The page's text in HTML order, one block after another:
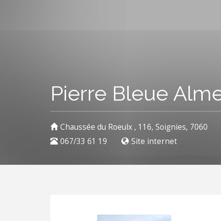
Pierre Bleue
Chaussée du Roeulx , 116, Soignies, 7060
067/33 61 19
Site internet